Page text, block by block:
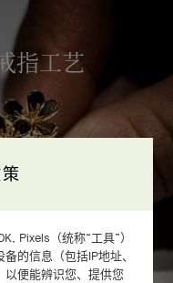
指工艺
Pixels（统称“工具”）
的信息（包括IP地址、
便能辨识您、提供您